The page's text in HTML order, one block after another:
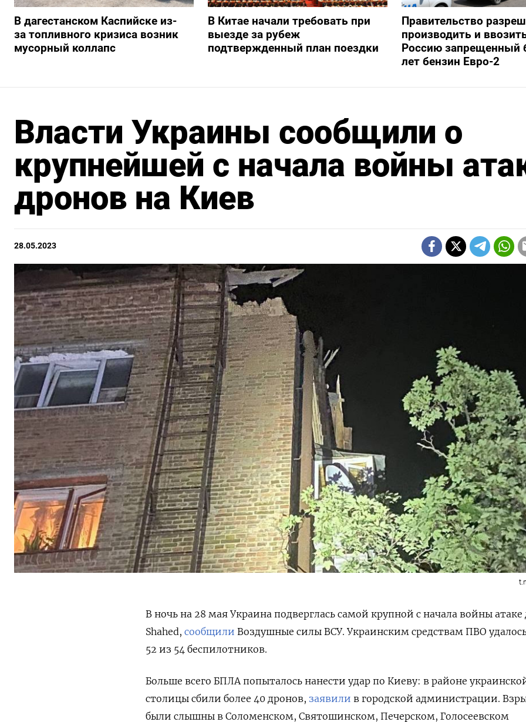
В дагестанском Каспийске из-
за топливного кризиса возник
мусорный коллапс
В Китае начали требовать при
выезде за рубеж
подтвержденный план поездки
Правительство
производить и
Россию запрещенный
лет бензин Евро-2
Власти Украины сообщили о
крупнейшей с начала войны
дронов на Киев
28.05.2023
В ночь на 28 мая Украина подверглась самой крупной с начала войны атаке
Shahed, сообщили Воздушные силы ВСУ. Украинским средствам ПВО
52 из 54 беспилотников.
Больше всего БПЛА попыталось нанести удар по Киеву: в районе
столицы сбили более 40 дронов, заявили в городской администрации.
были слышны в Соломенском, Святошинском, Печерском, Голосеевском